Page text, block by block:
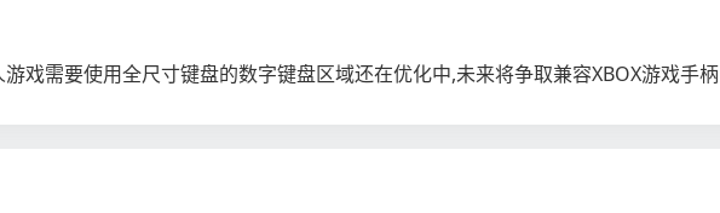
戏需要使用全尺寸键盘的数字键盘区域还在优化中,未来将争取兼容XBOX游戏手柄